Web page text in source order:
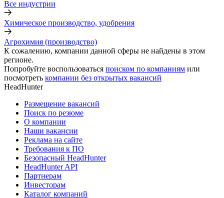
Все индустрии
Химическое производство, удобрения
Агрохимия (производство)
К сожалению, компании данной сферы не найдены в этом
регионе.
Попробуйте воспользоваться поиском по компаниям или
посмотреть компании без открытых вакансий
HeadHunter
Размещение вакансий
Поиск по резюме
О компании
Наши вакансии
Реклама на сайте
Требования к ПО
Безопасный HeadHunter
HeadHunter API
Партнерам
Инвесторам
Каталог компаний